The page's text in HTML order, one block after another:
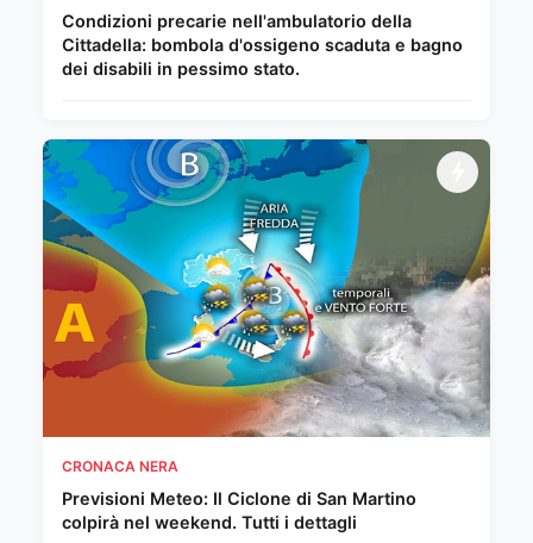
Condizioni precarie nell'ambulatorio della
Cittadella: bombola d'ossigeno scaduta e bagno
dei disabili in pessimo stato.
CRONACA NERA
Previsioni Meteo: Il Ciclone di San Martino
colpirà nel weekend. Tutti i dettagli